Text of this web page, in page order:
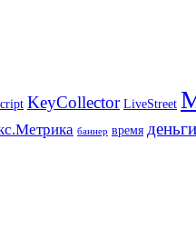
KeyCollector LiveStreet
баннер время деньги